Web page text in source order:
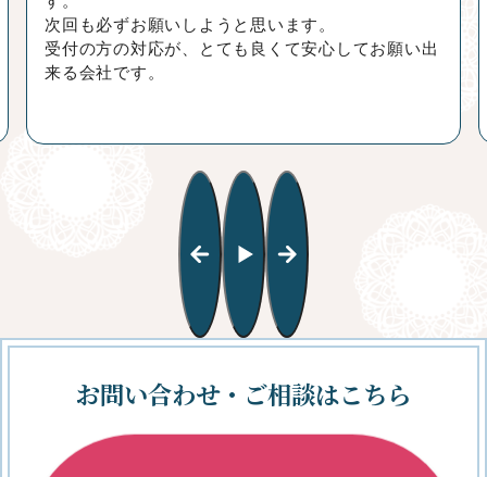
次回も必ずお願いしようと思います。
受付の方の対応が、とても良くて安心してお願い出
来る会社です。
お問い合わせ・ご相談はこちら